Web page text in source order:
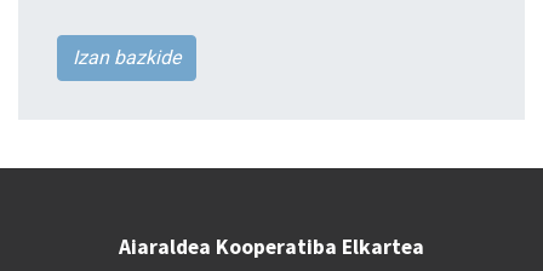
Izan bazkide
Aiaraldea Kooperatiba Elkartea